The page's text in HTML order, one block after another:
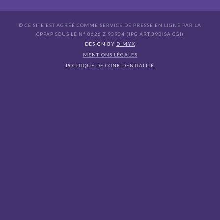
© CE SITE EST AGRÉÉ COMME SERVICE DE PRESSE EN LIGNE PAR LA
CPPAP SOUS LE N° 0626 Z 93934 (IPG ART.39BISA CGI)
DESIGN BY DIMYX
MENTIONS LÉGALES
POLITIQUE DE CONFIDENTIALITÉ